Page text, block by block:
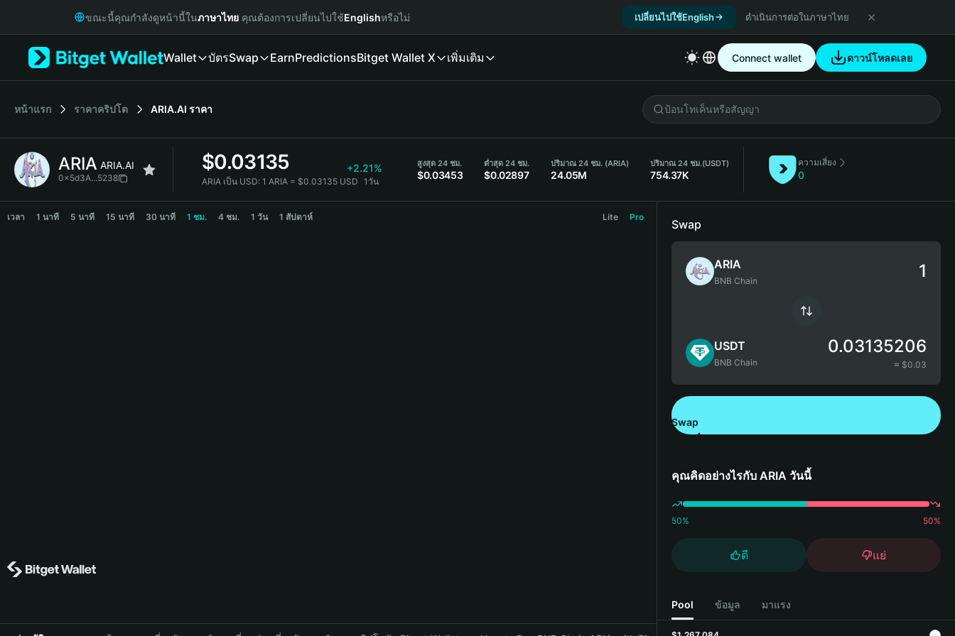
Русский
Italiano
简体中文
繁體中文
Bahasa Indonesia
ขณะนี้คุณกำลังดูหน้านี้ในภาษาไทย คุณต้องการเปลี่ยนไปใช้Englishหรือไม่ เปลี่ยนไปใช้English ดำเนินการต่อในภาษาไทย
Wallet บัตรSwap EarnPredictionsBitget Wallet X เพิ่มเติม Connect wallet ดาวน์โหลดเลย
หน้าแรก ราคาคริปโต ARIA.AI ราคา
ARIA ARIA.AI
0x5d3A...5238
$0.03135 +2.21%
ARIA เป็น USD: 1 ARIA = $0.03135 USD 1วัน
สูงสุด 24 ชม.
$0.03453
ต่ำสุด 24 ชม.
$0.02897
ปริมาณ 24 ชม. (ARIA)
24.05M
ปริมาณ 24 ชม.(USDT)
754.37K
ความเสี่ยง
0
ARIA Price Chart
เวลา 1 นาที 5 นาที 15 นาที 30 นาที 1 ชม. 4 ชม. 1 วัน 1 สัปดาห์ Lite Pro
Swap
ARIA
BNB Chain
USDT
BNB Chain
0.03135206
≈ $0.03
Swap
คุณคิดอย่างไรกับ ARIA วันนี้
50% 50%
ดี แย่
Pool ข้อมูล มาแรง